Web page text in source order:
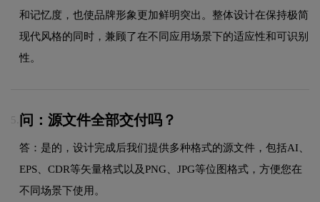
和记忆度，也使品牌形象更加鲜明突出。整体设计在保持极简
现代风格的同时，兼顾了在不同应用场景下的适应性和可识别
性。
5. 问：源文件全部交付吗？
答：是的，设计完成后我们提供多种格式的源文件，包括AI、
EPS、CDR等矢量格式以及PNG、JPG等位图格式，方便您在
不同场景下使用。